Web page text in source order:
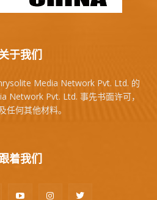
于我们
Media Network Pvt. Ltd. 的
Network Pvt. Ltd. 事先书面许可，
何其他材料。
着我们